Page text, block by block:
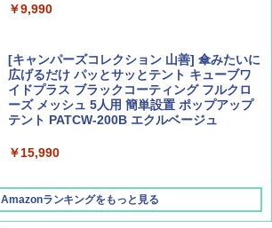
￥1,760
￥1,540
￥9,990
[キャンパーズコレクション 山善] 傘みたいに
広げるだけ パッとサッとテント キューブワ
イドプラス ブラックコーティング フルクロ
ーズ メッシュ 5人用 簡単設置 ポップアップ
テント PATCW-200B エクルベージュ
￥15,990
Amazonランキングをもっと見る